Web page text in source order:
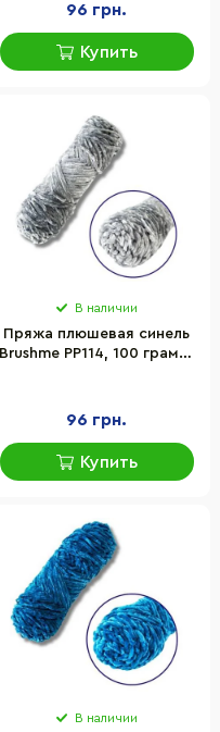
96 грн.
Купить
В наличии
Пряжа плюшевая синель
Brushme PP114, 100 грамм,
96 грн.
Купить
В наличии